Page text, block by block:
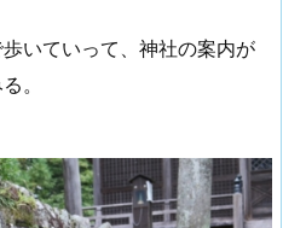
いていって、神社の案内が
。